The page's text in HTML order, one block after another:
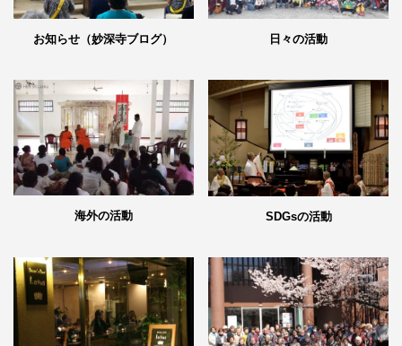
お知らせ（妙深寺ブログ） 日々の活動
海外の活動 SDGsの活動